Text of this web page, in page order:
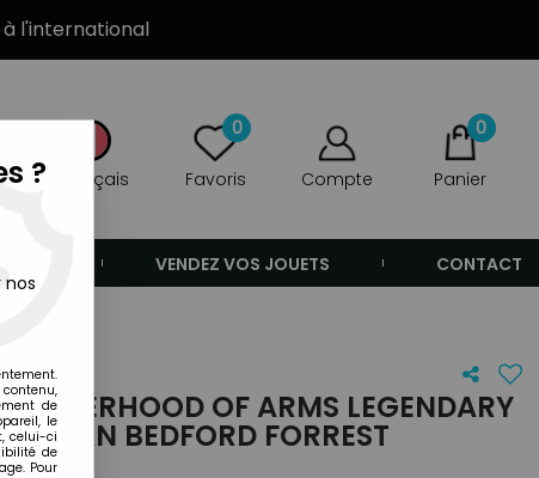
l'international
Français
0
Favoris Compte
0
Panier
VENDEZ VOS JOUETS CONTACT
OF ARMS LEGENDARY
BEDFORD FORREST
?
nos
de
le
celui-ci
de
Pour